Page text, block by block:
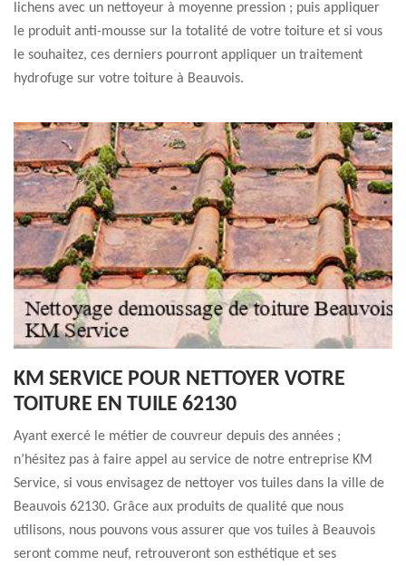
lichens avec un nettoyeur à moyenne pression ; puis appliquer
le produit anti-mousse sur la totalité de votre toiture et si vous
le souhaitez, ces derniers pourront appliquer un traitement
hydrofuge sur votre toiture à Beauvois.
KM SERVICE POUR NETTOYER VOTRE
TOITURE EN TUILE 62130
Ayant exercé le métier de couvreur depuis des années ;
n’hésitez pas à faire appel au service de notre entreprise KM
Service, si vous envisagez de nettoyer vos tuiles dans la ville de
Beauvois 62130. Grâce aux produits de qualité que nous
utilisons, nous pouvons vous assurer que vos tuiles à Beauvois
seront comme neuf, retrouveront son esthétique et ses